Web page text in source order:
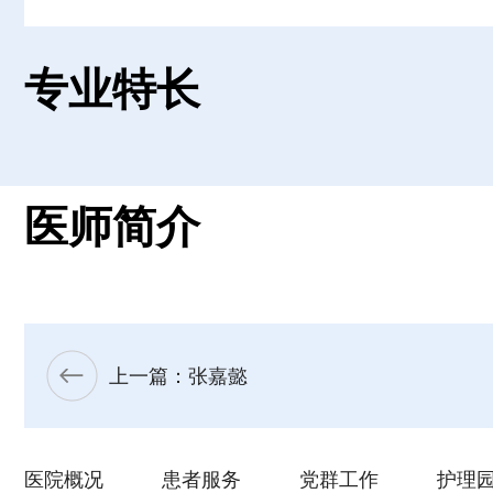
专业特长
医师简介
上一篇：张嘉懿
医院概况 患者服务 党群工作 护理